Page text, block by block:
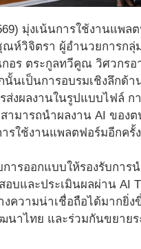
มุ่งเน้นการใช้งานแพล
ณห์วิจิตรา ผู้อำนวยการก
ร ตระกูลทวีคูณ วิศวกรอ
นเป็นการอบรมเชิงลึกด้
ส่งผลงานในรูปแบบไฟล์
ามารถนำผลงาน AI ขอ
รใช้งานแพลตฟอร์มอีกครั้ง
ารออกแบบให้รองรับกา
อบและประเมินผลผ่าน AI
ความน่าเชื่อถือได้มากยิ่
นาไทย และร่วมกันขยาย